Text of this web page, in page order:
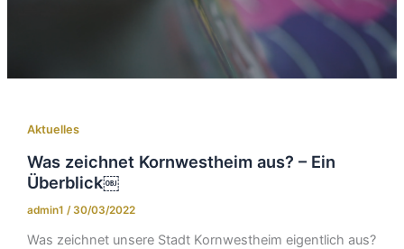
Aktuelles
Was zeichnet Kornwestheim aus? – Ein
Überblick￼
admin1 / 30/03/2022
Was zeichnet unsere Stadt Kornwestheim eigentlich aus?